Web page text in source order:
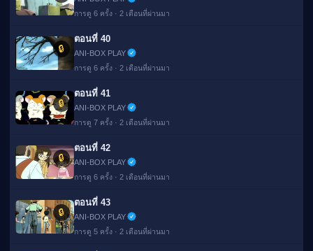
การดู 6 ครั้ง · 2 เดือนที่ผ่านมา
🔒
ตอนที่ 40
ANI-BOX PLAY
การดู 6 ครั้ง · 2 เดือนที่ผ่านมา
🔒
ตอนที่ 41
ANI-BOX PLAY
การดู 7 ครั้ง · 2 เดือนที่ผ่านมา
🔒
ตอนที่ 42
ANI-BOX PLAY
การดู 6 ครั้ง · 2 เดือนที่ผ่านมา
🔒
ตอนที่ 43
ANI-BOX PLAY
การดู 5 ครั้ง · 2 เดือนที่ผ่านมา